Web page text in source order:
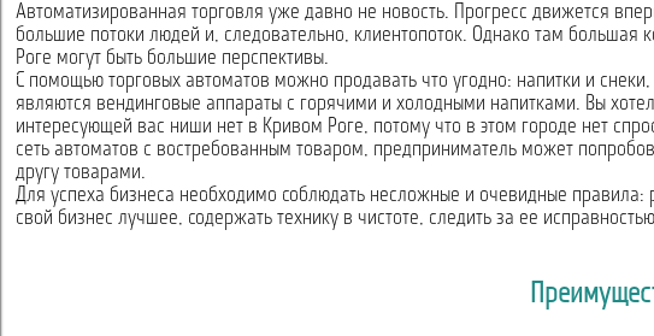
Автоматизированная торговля уже давно не новость. Прогресс движется
большие потоки людей и, следовательно, клиентопоток. Однако там
Роге могут быть большие перспективы.
С помощью торговых автоматов можно продавать что угодно: напитки и
являются вендинговые аппараты с горячими и холодными напитками. Вы
интересующей вас ниши нет в Кривом Роге, потому что в этом городе нет
сеть автоматов с востребованным товаром, предприниматель может
другу товарами.
Для успеха бизнеса необходимо соблюдать несложные и очевидные
свой бизнес лучшее, содержать технику в чистоте, следить за ее